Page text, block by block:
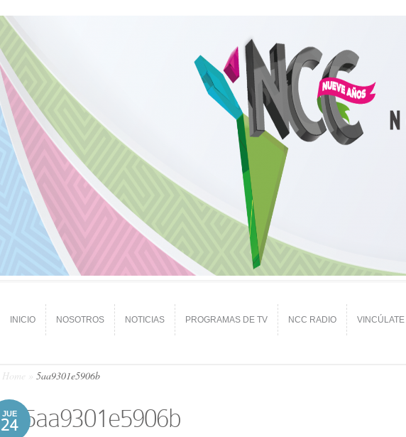
INICIO NOSOTROS NOTICIAS PROGRAMAS DE TV NCC RADIO
Home 5aa9301e5906b
JUE
24 5aa9301e5906b